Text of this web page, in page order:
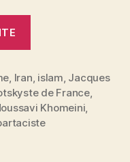
pas
être
réduit
, Iran, islam, Jacques
de France,
Khomeini,